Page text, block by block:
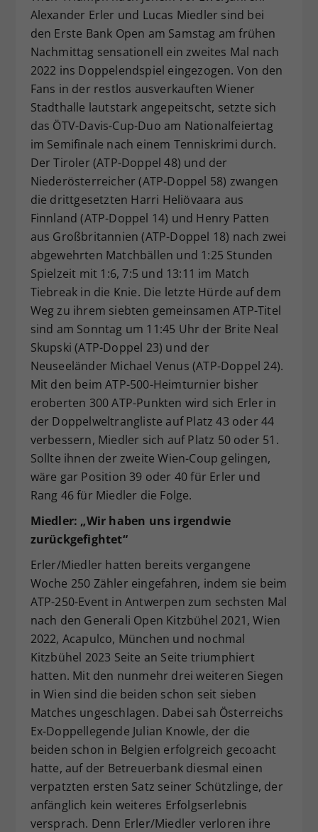
Alexander Erler und Lucas Miedler sind bei
den Erste Bank Open am Samstag am frühen
Nachmittag sensationell ein zweites Mal nach
2022 ins Doppelendspiel eingezogen. Von den
Fans in der restlos ausverkauften Wiener
Stadthalle lautstark angepeitscht, setzte sich
das ÖTV-Davis-Cup-Duo am Nationalfeiertag
im Semifinale nach einem Tenniskrimi durch.
Der Tiroler (ATP-Doppel 48) und der
Niederösterreicher (ATP-Doppel 58) zwangen
die drittgesetzten Harri Heliövaara aus
Finnland (ATP-Doppel 14) und Henry Patten
aus Großbritannien (ATP-Doppel 18) nach zwei
abgewehrten Matchbällen und 1:25 Stunden
Spielzeit mit 1:6, 7:5 und 13:11 im Match
Tiebreak in die Knie. Die letzte Hürde auf dem
Weg zu ihrem siebten gemeinsamen ATP-Titel
sind am Sonntag um 11:45 Uhr der Brite Neal
Skupski (ATP-Doppel 23) und der
Neuseeländer Michael Venus (ATP-Doppel 24).
Mit den beim ATP-500-Heimturnier bisher
eroberten 300 ATP-Punkten wird sich Erler in
der Doppelweltrangliste auf Platz 43 oder 44
verbessern, Miedler sich auf Platz 50 oder 51.
Sollte ihnen der zweite Wien-Coup gelingen,
wäre gar Position 39 oder 40 für Erler und
Rang 46 für Miedler die Folge.
Miedler: „Wir haben uns irgendwie
zurückgefightet“
Erler/Miedler hatten bereits vergangene
Woche 250 Zähler eingefahren, indem sie beim
ATP-250-Event in Antwerpen zum sechsten Mal
nach den Generali Open Kitzbühel 2021, Wien
2022, Acapulco, München und nochmal
Kitzbühel 2023 Seite an Seite triumphiert
hatten. Mit den nunmehr drei weiteren Siegen
in Wien sind die beiden schon seit sieben
Matches ungeschlagen. Dabei sah Österreichs
Ex-Doppellegende Julian Knowle, der die
beiden schon in Belgien erfolgreich gecoacht
hatte, auf der Betreuerbank diesmal einen
verpatzten ersten Satz seiner Schützlinge, der
anfänglich kein weiteres Erfolgserlebnis
versprach. Denn Erler/Miedler verloren ihre
Zweck
Dieser Wert speichert Ihre Consent-
Einstellungen. Unter anderem eine
zufällig generierte ID, für die
historische Speicherung Ihrer
vorgenommen Einstellungen, falls der
Webseiten-Betreiber dies eingestellt
hat.